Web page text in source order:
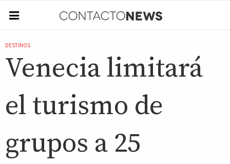
DESTINOS
Venecia limitará
el turismo de
grupos a 25